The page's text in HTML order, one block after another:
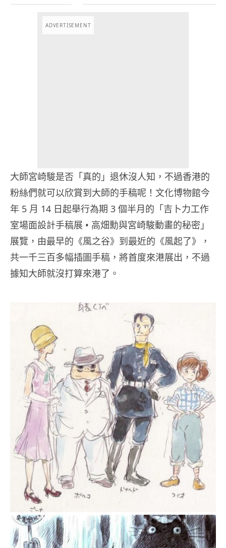
ADVERTISEMENT
大師宮崎駿是否「真的」退休沒人知，不過香港的
粉絲們就可以欣賞到大師的手稿呢！文化博物館今
年 5 月 14 日起舉行為期 3 個半月的「吉卜力工作
室場面設計手稿展 • 高畑勳與宮崎駿動畫的秘密」
展覽，由最早的《風之谷》到最近的《風起了》，
共一千三百多幅插圖手稿，將首度來港展出，不過
據知大師就沒打算來港了。